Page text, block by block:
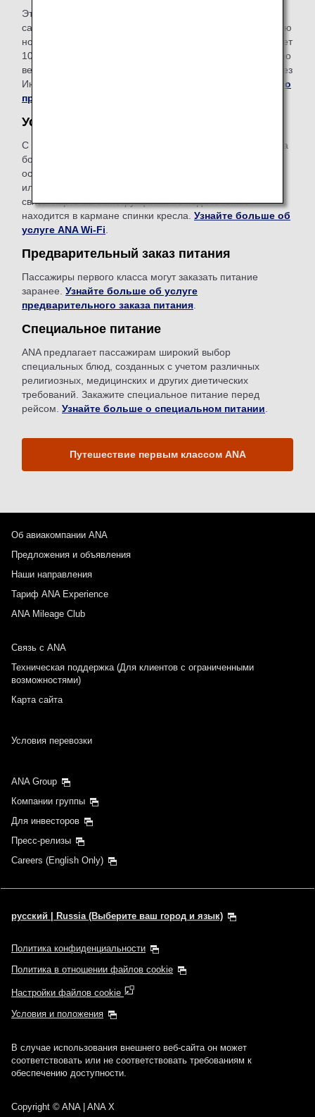
Это удобная услуга, позволяющая заранее оплатить на
сайте ANA провоз багажа, превышающего установленную
норму бесплатного провоза. Стоимость услуги составляет
100–200 долларов США в зависимости от ограничений по
весу и направления путешествия. Оформите услугу через
Интернет после бронирования рейса.
Узнайте больше о
предоплаченном сверхнормативном багаже
Услуга ANA Wi-Fi
С этой услугой вы можете получить доступ в Интернет на
борту самолета, использовать электронную почту и
оставаться на связи с помощью смартфона, планшета
или других устройств, поддерживающих беспроводную
связь. Карточка с инструкциями по подключению
находится в кармане спинки кресла. Узнайте больше об
услуге ANA Wi-Fi.
Предварительный заказ питания
Пассажиры первого класса могут заказать питание
заранее. Узнайте больше об услуге
предварительного заказа питания.
Специальное питание
ANA предлагает пассажирам широкий выбор
специальных блюд, созданных с учетом различных
религиозных, медицинских и других диетических
требований. Закажите специальное питание перед
рейсом. Узнайте больше о специальном питании.
Путешествие первым классом ANA
Об авиакомпании ANA
Предложения и объявления
Наши направления
Тариф ANA Experience
ANA Mileage Club
Связь с ANA
Техническая поддержка (Для клиентов с ограниченными
возможностями)
Карта сайта
Условия перевозки
ANA Group
Компании группы
Для инвесторов
Пресс-релизы
Careers (English Only)
русский | Russia (Выберите ваш город и язык)
Политика конфиденциальности
Политика в отношении файлов cookie
Настройки файлов cookie
Условия и положения
В случае использования внешнего веб-сайта он может
соответствовать или не соответствовать требованиям к
обеспечению доступности.
Copyright © ANA | ANA X